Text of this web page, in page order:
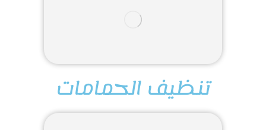
تنظيف الحمامات